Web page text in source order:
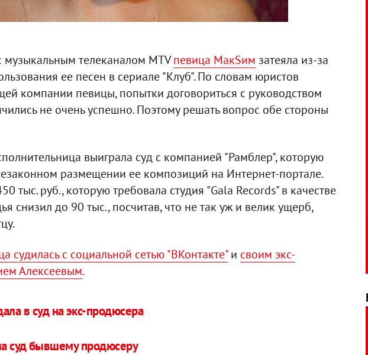
музыкальным телеканалом MTVпевица МакSим затеяла из-за
ее песен в сериале "Клуб". По словам юристов
компании певицы, попытки договориться с руководством
не очень успешно. Поэтому решать вопрос обе стороны
выиграла суд с компанией "Рамблер", которую
размещении ее композиций на Интернет-портале.
тыс. руб., которую требовала студия "Gala Records" в качестве
снизил до 90 тыс., посчитав, что не так уж и велик ущерб,
судилась с социальной сетью "ВКонтакте"и своим экс-
Алексеевым.
в суд на экс-продюсера
суд бывшему продюсеру